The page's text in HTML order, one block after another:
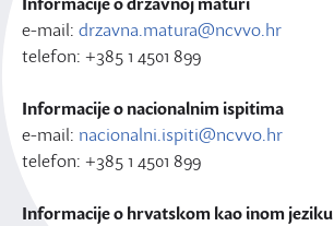
e-mail: drzavna.matura@ncvvo.hr
telefon: +385 1 4501 899
Informacije o nacionalnim ispitima
e-mail: nacionalni.ispiti@ncvvo.hr
telefon: +385 1 4501 899
Informacije o hrvatskom kao inom jeziku